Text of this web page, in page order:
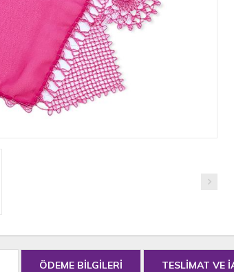
ÖDEME BİLGİLERİ TESLİMAT VE